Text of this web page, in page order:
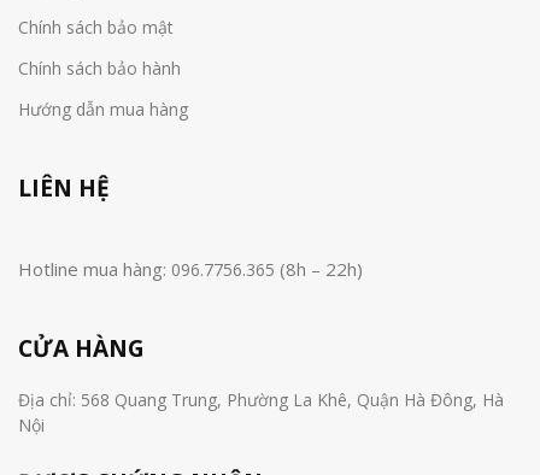
Chính sách bảo mật
Chính sách bảo hành
Hướng dẫn mua hàng
LIÊN HỆ
Hotline mua hàng: 096.7756.365 (8h – 22h)
CỬA HÀNG
Địa chỉ: 568 Quang Trung, Phường La Khê, Quận Hà Đông, Hà
Nội